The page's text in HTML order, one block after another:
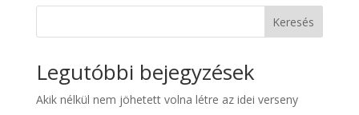
Keresés
Legutóbbi bejegyzések
Akik nélkül nem jöhetett volna létre az idei verseny